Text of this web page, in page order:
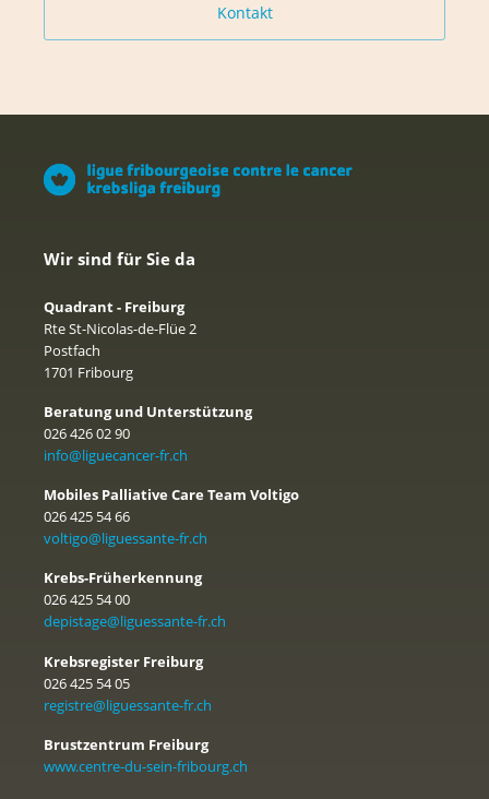
Kontakt
Wir sind für Sie da
Quadrant - Freiburg
Rte St-Nicolas-de-Flüe 2
Postfach
1701 Fribourg
Beratung und Unterstützung
026 426 02 90
info@liguecancer-fr.ch
Mobiles Palliative Care Team Voltigo
026 425 54 66
voltigo@liguessante-fr.ch
Krebs-Früherkennung
026 425 54 00
depistage@liguessante-fr.ch
Krebsregister Freiburg
026 425 54 05
registre@liguessante-fr.ch
Brustzentrum Freiburg
www.centre-du-sein-fribourg.ch